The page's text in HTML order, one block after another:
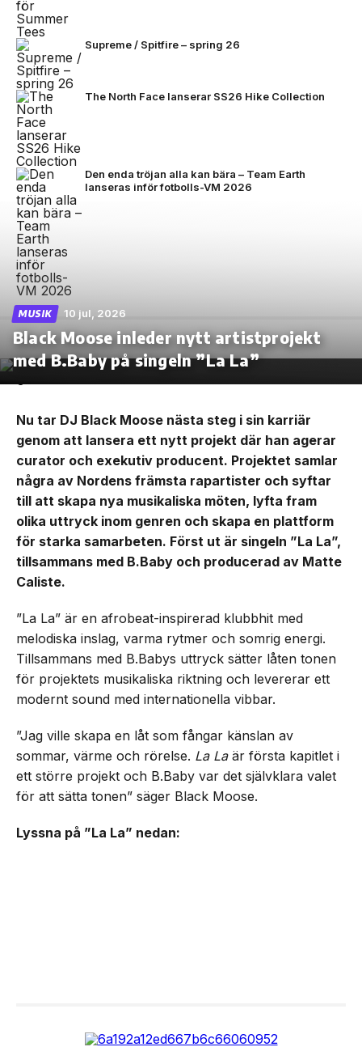
Supreme / Spitfire – spring 26
The North Face lanserar SS26 Hike Collection
Den enda tröjan alla kan bära – Team Earth
lanseras inför fotbolls-VM 2026
MUSIK 10 jul, 2026
Black Moose inleder nytt artistprojekt
med B.Baby på singeln ”La La”
Nu tar DJ Black Moose nästa steg i sin karriär
genom att lansera ett nytt projekt där han agerar
curator och exekutiv producent. Projektet samlar
några av Nordens främsta rapartister och syftar
till att skapa nya musikaliska möten, lyfta fram
olika uttryck inom genren och skapa en plattform
för starka samarbeten. Först ut är singeln ”La La”,
tillsammans med B.Baby och producerad av Matte
Caliste.
”La La” är en afrobeat-inspirerad klubbhit med
melodiska inslag, varma rytmer och somrig energi.
Tillsammans med B.Babys uttryck sätter låten tonen
för projektets musikaliska riktning och levererar ett
modernt sound med internationella vibbar.
”Jag ville skapa en låt som fångar känslan av
sommar, värme och rörelse. La Laär första kapitlet i
ett större projekt och B.Baby var det självklara valet
för att sätta tonen” säger Black Moose.
Lyssna på ”La La” nedan: